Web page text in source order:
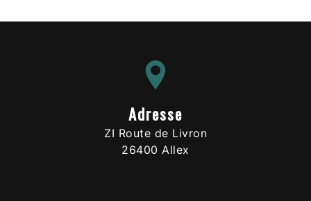
Adresse
ZI Route de Livron
26400 Allex